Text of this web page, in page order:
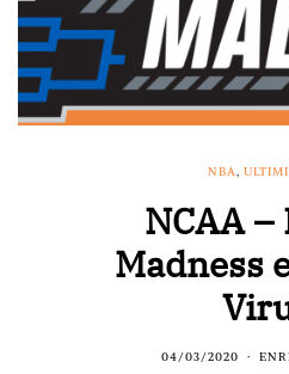
NBA,
NCAA –
Madness
04/03/2020